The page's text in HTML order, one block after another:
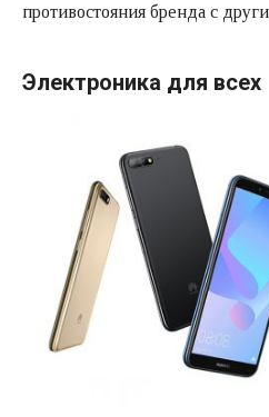
противостояния бренда с
Электроника для всех